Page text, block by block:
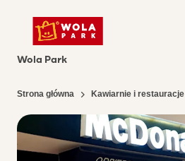
Wola Park
Strona główna Kawiarnie i restauracje